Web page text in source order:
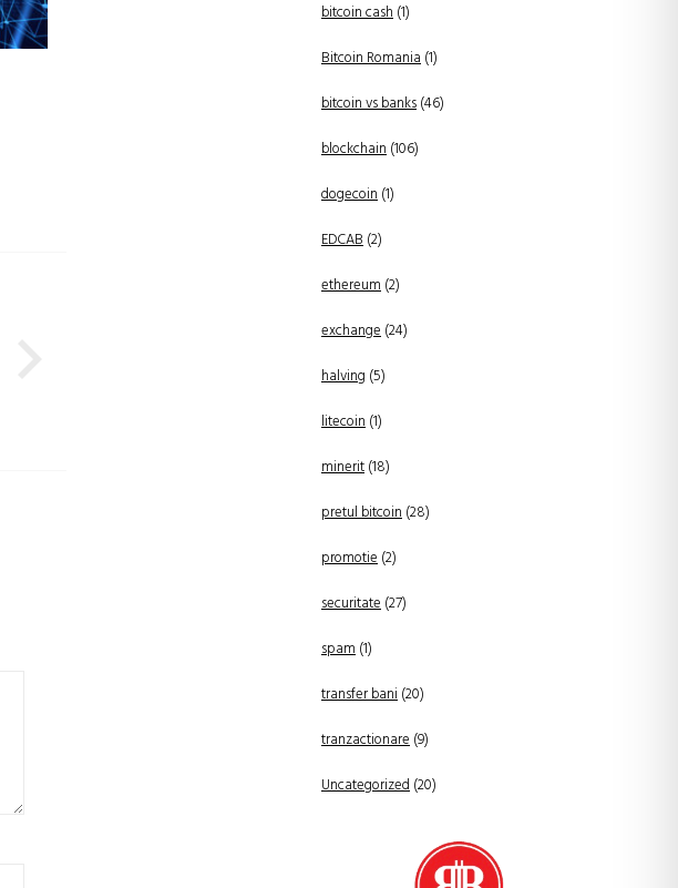
bitcoin cash(1)
Bitcoin Romania(1)
bitcoin vs banks(46)
blockchain(106)
dogecoin(1)
EDCAB(2)
ethereum(2)
exchange(24)
halving (5)
litecoin(1)
minerit(18)
pretul bitcoin(28)
promotie(2)
securitate(27)
spam(1)
transfer bani(20)
tranzactionare(9)
Uncategorized(20)